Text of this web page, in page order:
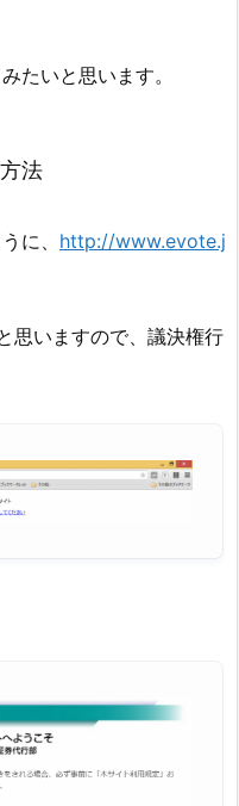
たいと思います。
法
に、 http://www.evote.j
思いますので、議決権行